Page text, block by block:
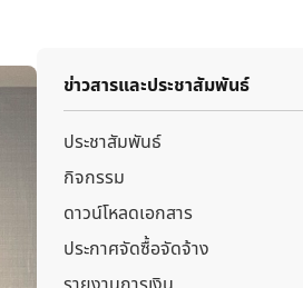
ข่าวสารและประชาสัมพันธ์
ประชาสัมพันธ์
กิจกรรม
ดาวน์โหลดเอกสาร
ประกาศจัดซื้อจัดจ้าง